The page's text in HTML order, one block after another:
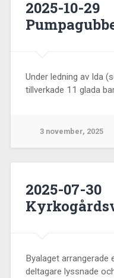
2025-10-29
Under ledning av Ida
tillverkade 11 glada
3 november, 2025
2025-07-30
Byalaget arrangerade
deltagare lyssnade